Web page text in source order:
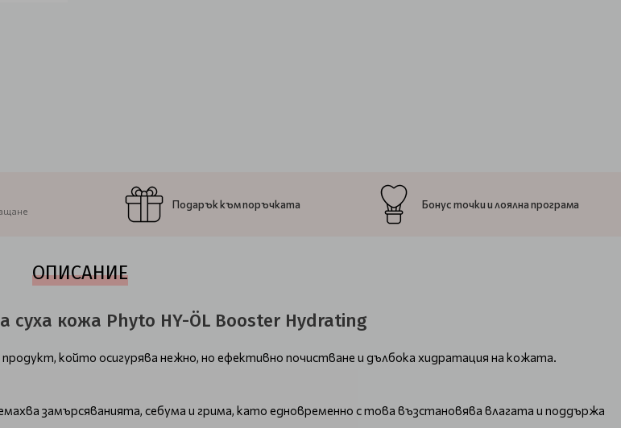
Подарък към поръчката Бонус точки и лоялна програма
ОПИСАНИЕ
суха кожа Phyto HY-ÖL Booster Hydrating
който осигурява нежно, но ефективно почистване и дълбока хидратация на кожата.
замърсяванията, себума и грима, като едновременно с това възстановява влагата и поддържа